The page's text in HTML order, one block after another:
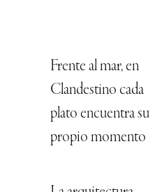
Frente al mar, en
Clandestino cada
plato encuentra su
propio momento